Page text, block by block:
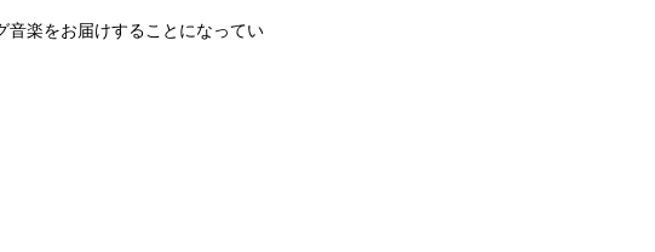
音楽をお届けすることになってい